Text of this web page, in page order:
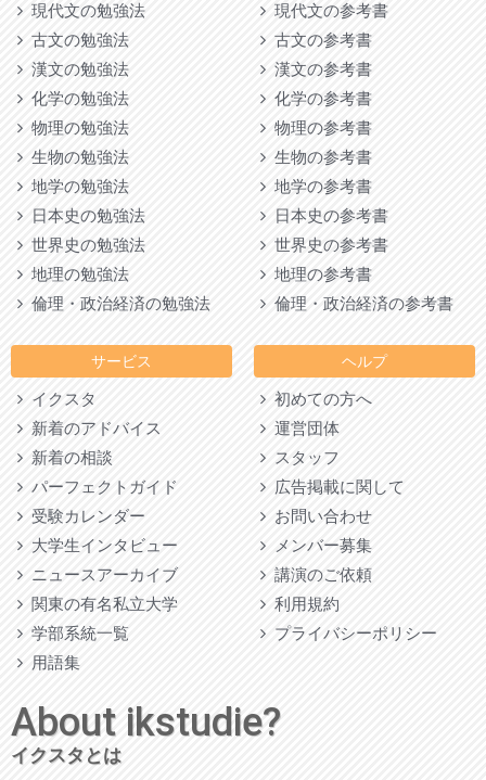
現代文の勉強法
古文の勉強法
漢文の勉強法
化学の勉強法
物理の勉強法
生物の勉強法
地学の勉強法
日本史の勉強法
世界史の勉強法
地理の勉強法
倫理・政治経済の勉強法
サービス
イクスタ
新着のアドバイス
新着の相談
パーフェクトガイド
受験カレンダー
大学生インタビュー
ニュースアーカイブ
関東の有名私立大学
学部系統一覧
用語集
現代文の参考書
古文の参考書
漢文の参考書
化学の参考書
物理の参考書
生物の参考書
地学の参考書
日本史の参考書
世界史の参考書
地理の参考書
倫理・政治経済の参考書
ヘルプ
初めての方へ
運営団体
スタッフ
広告掲載に関して
お問い合わせ
メンバー募集
講演のご依頼
利用規約
プライバシーポリシー
About ikstudie?
イクスタとは